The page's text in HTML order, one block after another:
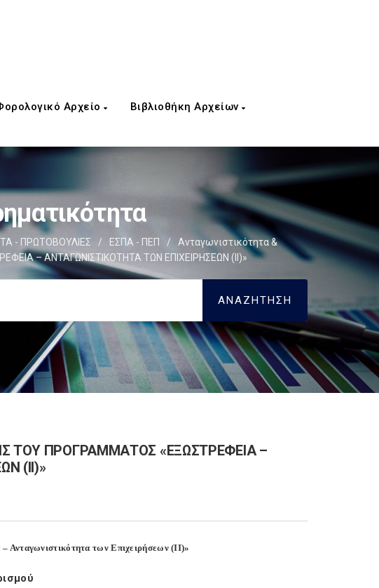
Αρχείο Βιβλιοθήκη Αρχείων
- ΠΡΩΤΟΒΟΥΛΙΕΣ / ΕΣΠΑ - ΠΕΠ /
Ανταγωνιστικότητα &
– ΑΝΤΑΓΩΝΙΣΤΙΚΟΤΗΤΑ ΤΩΝ ΕΠΙΧΕΙΡΗΣΕΩΝ (ΙΙ)»
ΤΟΥ ΠΡΟΓΡΑΜΜΑΤΟΣ «ΕΞΩΣΤΡΕΦΕΙΑ –
(ΙΙ)»
των Επιχειρήσεων (ΙΙ)»